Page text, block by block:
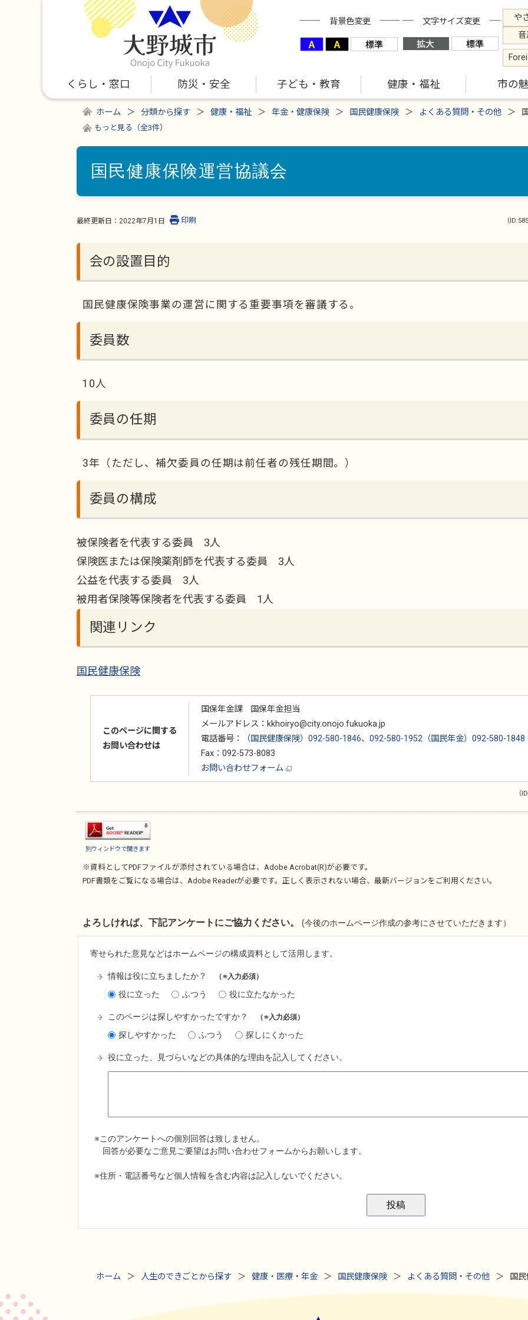
背景色変更 文字サイズ変更
や
くらし・窓口 防災・安全 子ども・教育 健康・福祉 市の
ホーム 分類から探す 健康・福祉 年金・健康保険 国民健康保険 よくある質問・その他
もっと見る（全3件）
国民健康保険運営協議会
最終更新日： 2022年7月1日 （
印刷
会の設置目的
国民健康保険事業の運営に関する重要事項を審議する。
委員数
10人
委員の任期
3年（ただし、補欠委員の任期は前任者の残任期間。）
委員の構成
被保険者を代表する委員 3人
保険医または保険薬剤師を代表する委員 3人
公益を代表する委員 3人
被用者保険等保険者を代表する委員 1人
関連リンク
国民健康保険
このページに関する
お問い合わせは
国保年金課 国保年金担当
メールアドレス：kkhoiryo@city.onojo.fukuoka.jp
電話番号：
（国民健康保険）092-580-1846、092-580-1952（国民年金）092-580-1848
Fax：092-573-8083
お問い合わせフォーム
（
別ウィンドウで開きます
※資料としてPDFファイルが添付されている場合は、 Adobe Acrobat(R)が必要です。
PDF書類をご覧になる場合は、 Adobe Readerが必要です。正しく表示されない場合、最新バージョンをご利用ください。
ホーム 人生のできごとから探す 健康・医療・年金 国民健康保険 よくある質問・その他 国